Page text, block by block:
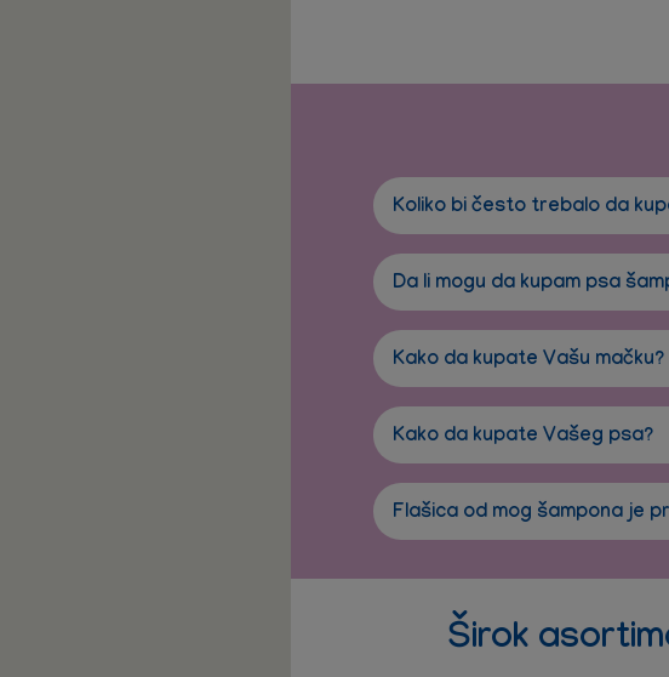
Koliko bi često trebalo da
Da li mogu da kupam psa
Kako da kupate Vašu mačku?
Kako da kupate Vašeg psa?
Flašica od mog šampona je
Širok